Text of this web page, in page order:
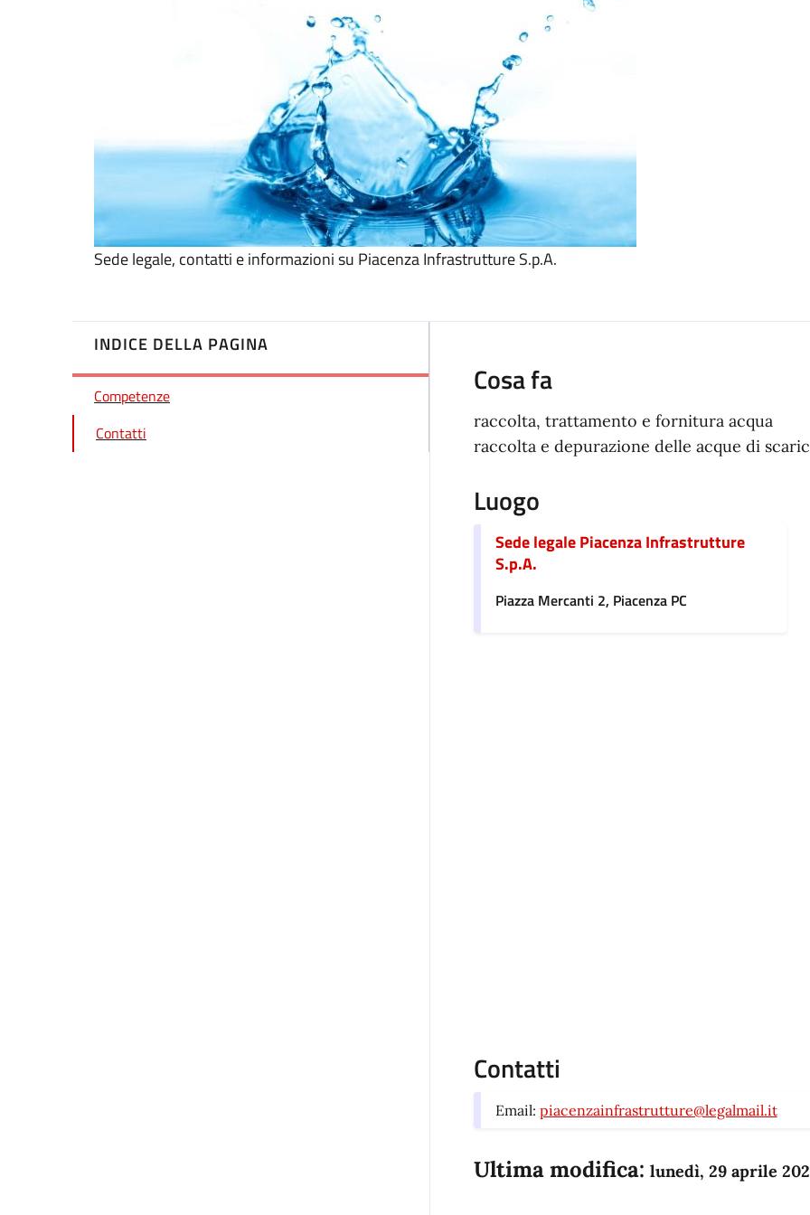
Sede legale, contatti e informazioni su Piacenza Infrastrutture S.p.A.
INDICE DELLA PAGINA
Competenze
Contatti
Cosa fa
raccolta, trattamento e fornitura acqua
raccolta e depurazione delle acque di
Luogo
Sede legale Piacenza Infrastrutture
S.p.A.
Piazza Mercanti 2, Piacenza PC
Contatti
Email: piacenzainfrastrutture@legalmail.it
Ultima modifica: lunedì, 29 aprile